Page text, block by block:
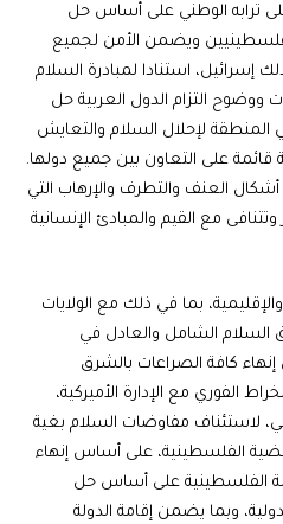
ترابه الوطني على أساس حل
ويضمن الأمن لجميع
استنادا لمبادرة السلام
التي تعبر بثبات ووضوح التزام الدول العربية حل
المنطقة لإحلال السلام والتعايش
قائمة على التعاون بين جميع دولها.
أشكال العنف والتطرف والإرهاب التي
مع القيم والمبادئ الإنسانية
بما في ذلك مع الولايات
السلام الشامل والعادل في
كافة الصراعات بالشرق
الفوري مع الإدارة الأميركية،
لاستئناف مفاوضات السلام بغية
الفلسطينية، على أساس إنهاء
الفلسطينية على أساس حل
وبما يضمن إقامة الدولة